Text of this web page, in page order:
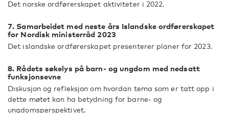
Det norske ordførerskapet aktiviteter i 2022.
7. Samarbeidet med neste års Islandske ordførerskapet
for Nordisk ministerråd 2023
Det islandske ordførerskapet presenterer planer for 2023.
8. Rådets søkelys på barn- og ungdom med nedsatt
funksjonsevne
Diskusjon og refleksjon om hvordan tema som er tatt opp i
dette møtet kan ha betydning for barne- og
ungdomsperspektivet.